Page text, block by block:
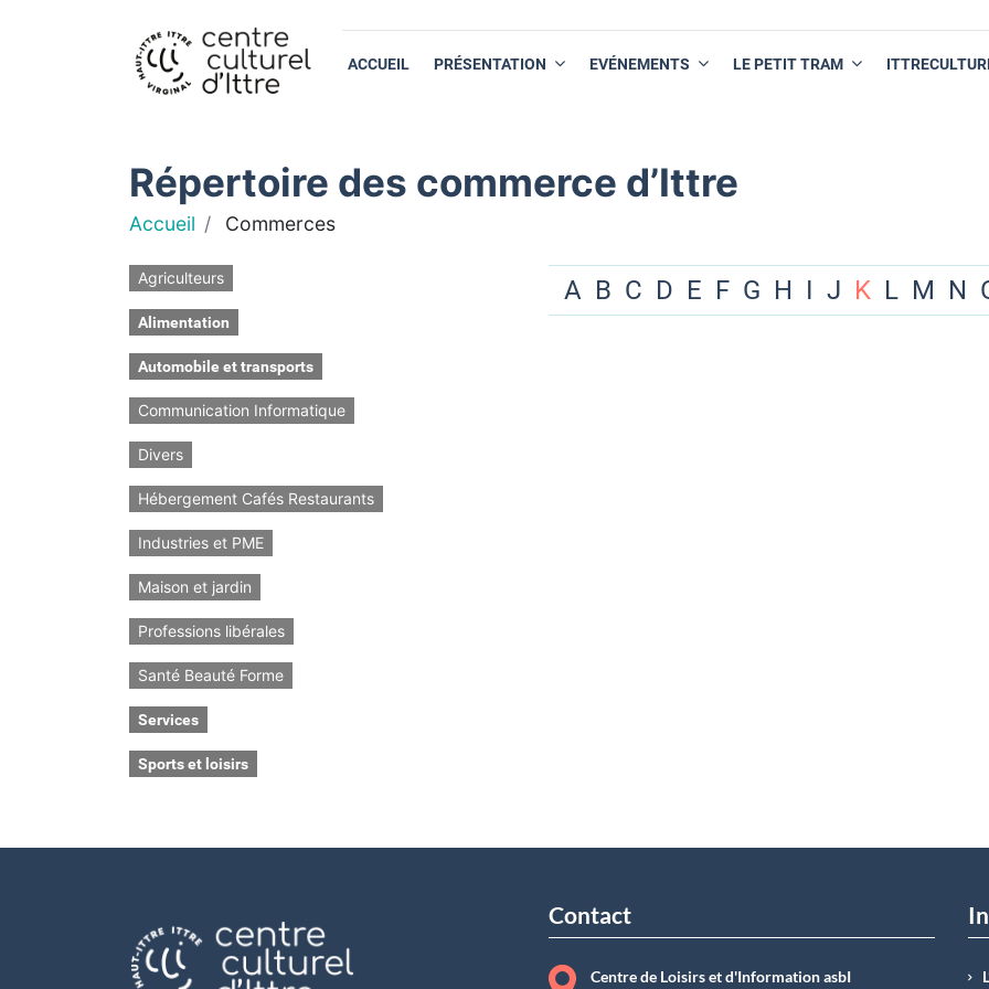
ACCUEIL PRÉSENTATION EVÉNEMENTS LE PETIT TRAM
Répertoire des commerce d’Ittre
Accueil Commerces
Agriculteurs
Alimentation
Automobile et transports
Communication Informatique
Divers
Hébergement Cafés Restaurants
Industries et PME
Maison et jardin
Professions libérales
Santé Beauté Forme
Services
Sports et loisirs
A B C D E F G H I J K L M N
Contact
Centre de Loisirs et d'Information asbI